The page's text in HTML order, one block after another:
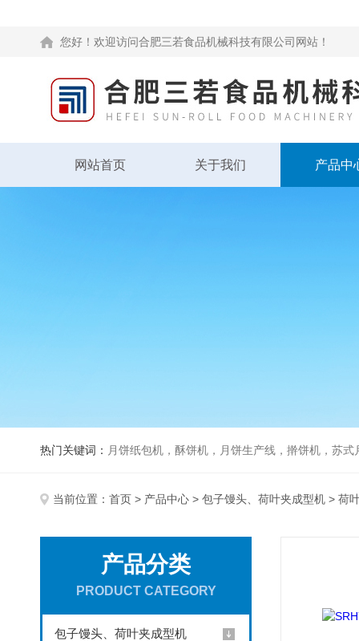
您好！欢迎访问合肥三若食品机械科技有限公司网站！
网站首页 关于我们 产品中
热门关键词： 月饼纸包机，酥饼机，月饼生产线，擀饼机，苏式月饼机，
当前位置： 首页 > 产品中心 > 包子馒头、荷叶夹成型机 > 荷
产品分类
PRODUCT CATEGORY
包子馒头、荷叶夹成型机